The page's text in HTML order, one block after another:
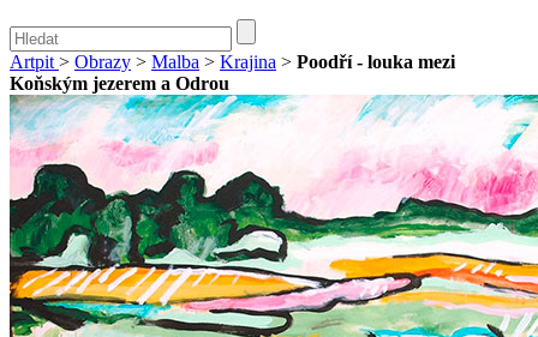
Artpit > Obrazy > Malba > Krajina > Poodří - louka mezi
Koňským jezerem a Odrou